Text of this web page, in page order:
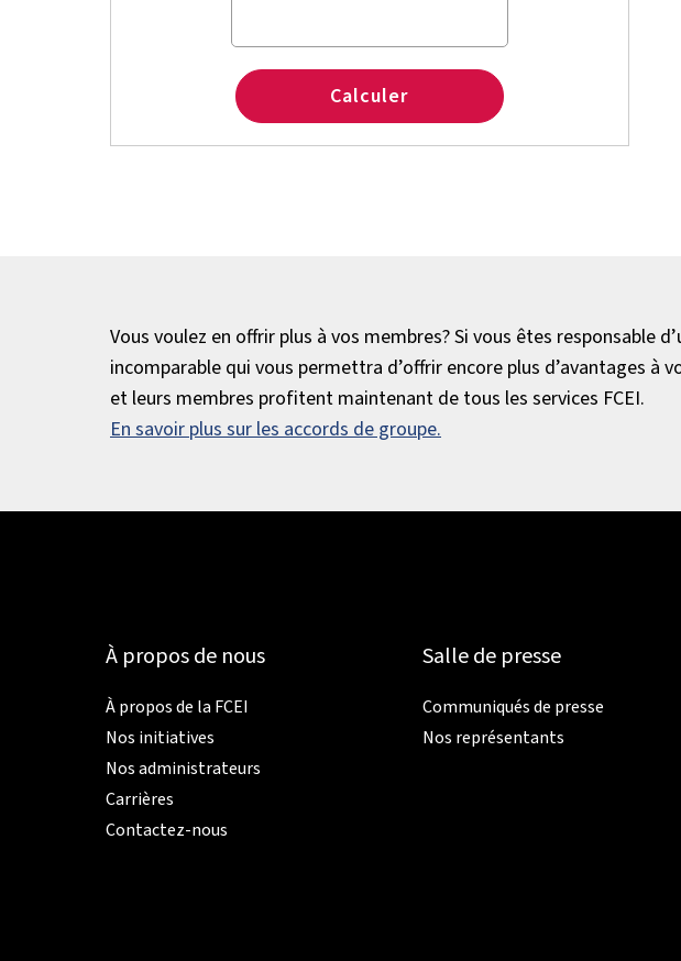
Calculer
Vous voulez en offrir plus à vos membres? Si vous êtes responsable
incomparable qui vous permettra d’offrir encore plus d’avantages à
et leurs membres profitent maintenant de tous les services FCEI.
En savoir plus sur les accords de groupe.
À propos de nous
À propos de la FCEI
Nos initiatives
Nos administrateurs
Carrières
Contactez-nous
Salle de presse
Communiqués de presse
Nos représentants